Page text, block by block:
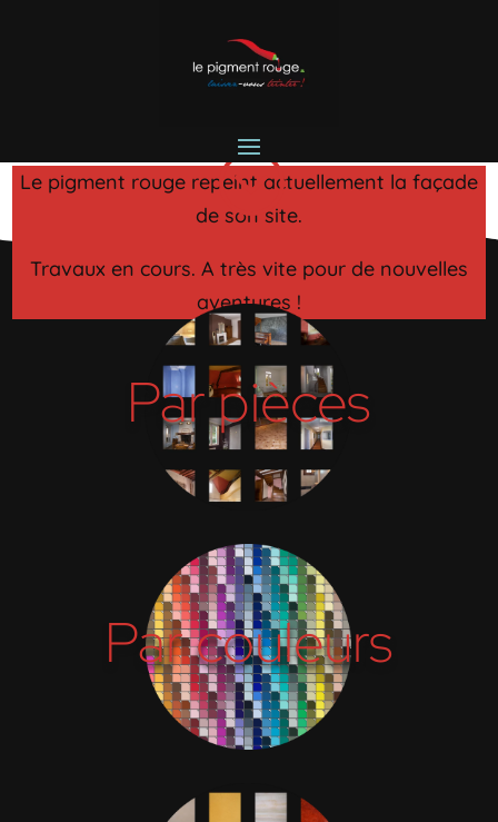
Le pigment rouge repeint actuellement la façade
de son site.
Travaux en cours. A très vite pour de nouvelles
aventures !
;
Par pièces
Par couleurs